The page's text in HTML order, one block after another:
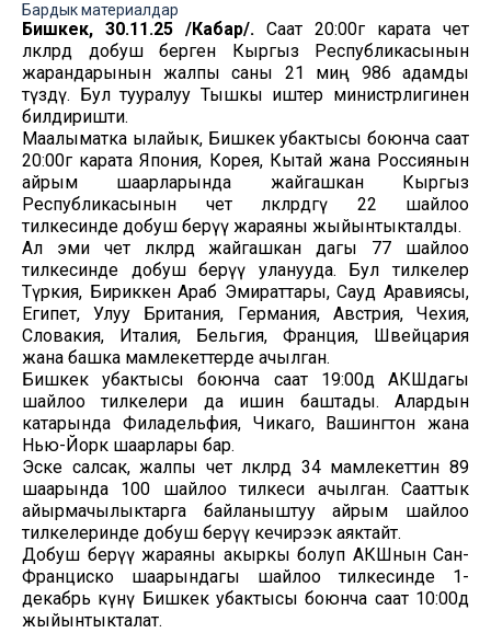
Бардык материалдар
Бишкек, 30.11.25 /Кабар/. Саат 20:00гө карата чет
өлкөлөрдө добуш берген Кыргыз Республикасынын
жарандарынын жалпы саны 21 миң 986 адамды
түздү. Бул тууралуу Тышкы иштер министрлигинен
билдиришти.
Маалыматка ылайык, Бишкек убактысы боюнча саат
20:00гө карата Япония, Корея, Кытай жана Россиянын
айрым шаарларында жайгашкан Кыргыз
Республикасынын чет өлкөлөрдөгү 22 шайлоо
тилкесинде добуш берүү жараяны жыйынтыкталды.
Ал эми чет өлкөлөрдө жайгашкан дагы 77 шайлоо
тилкесинде добуш берүү уланууда. Бул тилкелер
Түркия, Бириккен Араб Эмираттары, Сауд Аравиясы,
Египет, Улуу Британия, Германия, Австрия, Чехия,
Словакия, Италия, Бельгия, Франция, Швейцария
жана башка мамлекеттерде ачылган.
Бишкек убактысы боюнча саат 19:00дө АКШдагы
шайлоо тилкелери да ишин баштады. Алардын
катарында Филадельфия, Чикаго, Вашингтон жана
Нью-Йорк шаарлары бар.
Эске салсак, жалпы чет өлкөлөрдө 34 мамлекеттин 89
шаарында 100 шайлоо тилкеси ачылган. Сааттык
айырмачылыктарга байланыштуу айрым шайлоо
тилкелеринде добуш берүү кечирээк аяктайт.
Добуш берүү жараяны акыркы болуп АКШнын Сан-
Франциско шаарындагы шайлоо тилкесинде 1-
декабрь күнү Бишкек убактысы боюнча саат 10:00дө
жыйынтыкталат.